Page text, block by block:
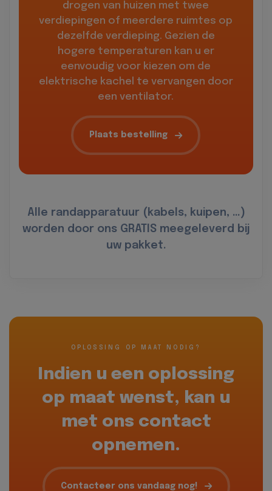
drogen van huizen met twee
verdiepingen of meerdere ruimtes op
dezelfde verdieping. Gezien de
hogere temperaturen kan u er
eenvoudig voor kiezen om de
elektrische kachel te vervangen door
een ventilator.
Plaats bestelling
Alle randapparatuur (kabels, kuipen, …)
worden door ons GRATIS meegeleverd bij
uw pakket.
OPLOSSING OP MAAT NODIG?
Indien u een oplossing
op maat wenst, kan u
met ons contact
opnemen.
Contacteer ons vandaag nog!